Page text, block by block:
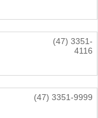
(47) 3351-
4116
(47) 3351-9999